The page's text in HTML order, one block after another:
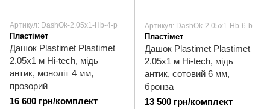
Артикул: DashOk-2.05x1-Hb-4-p
Пластімет
Дашок Plastimet Plastimet
2.05x1 м Hi-tech, мідь
антик, моноліт 4 мм,
прозорий
16 600 грн/комплект
Артикул: DashOk-2.05x1-Hb-6-b
Пластімет
Дашок Plastimet Plastimet
2.05x1 м Hi-tech, мідь
антик, сотовий 6 мм,
бронза
13 500 грн/комплект